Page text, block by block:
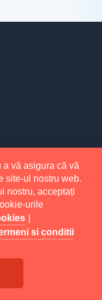
a vă asigura că vă
site-ul nostru web.
nostru, acceptați
urile
si conditii